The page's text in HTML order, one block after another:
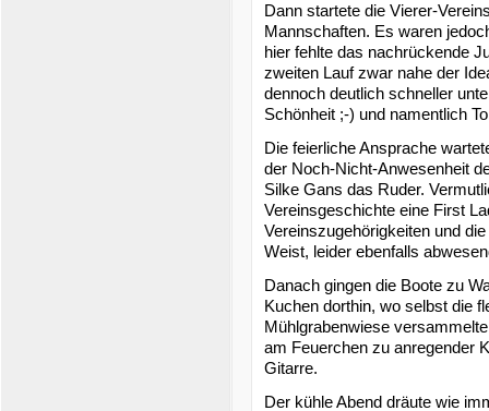
Dann startete die Vierer-
Mannschaften. Es waren
hier fehlte das nachrückende
zweiten Lauf zwar nahe der
dennoch deutlich schneller
Schönheit ;-) und namentlich
Die feierliche Ansprache
der Noch-Nicht-Anwesenheit
Silke Gans das Ruder.
Vereinsgeschichte eine First
Vereinszugehörigkeiten und
Weist, leider ebenfalls
Danach gingen die Boote zu
Kuchen dorthin, wo selbst die
Mühlgrabenwiese
am Feuerchen zu anregender
Gitarre.
Der kühle Abend dräute wie